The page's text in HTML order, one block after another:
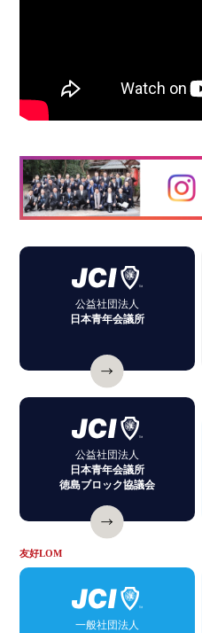
公益社団法人
日本青年会議所
公益社団法人
日本青年会議所
徳島ブロック協議会
友好LOM
一般社団法人